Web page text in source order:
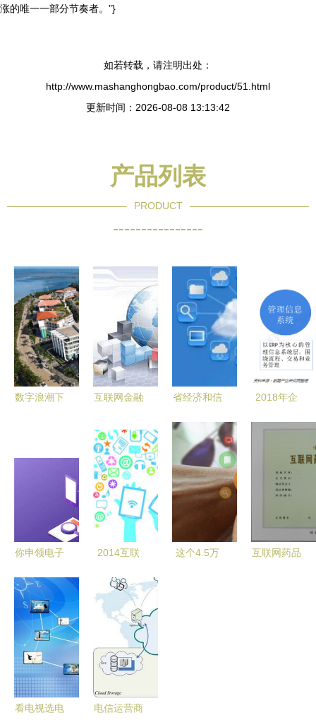
涨的唯一一部分节奏者。”}
如若转载，请注明出处：
http://www.mashanghongbao.com/product/51.html
更新时间：2026-08-08 13:13:42
产品列表
PRODUCT
----------------
数字浪潮下
互联网信息
互联网金融
的深层原因
省经济和信
组织申报
2016年省
级专项资金
（软件新技
域）项目库
2018年企
与发展趋势
企业服务社
你申领电子
互联网时代
下的便捷新
体验
2014互联
洞悉投资潜
力领域
这个4.5万
互联网药品
看电视选电
电信运营商